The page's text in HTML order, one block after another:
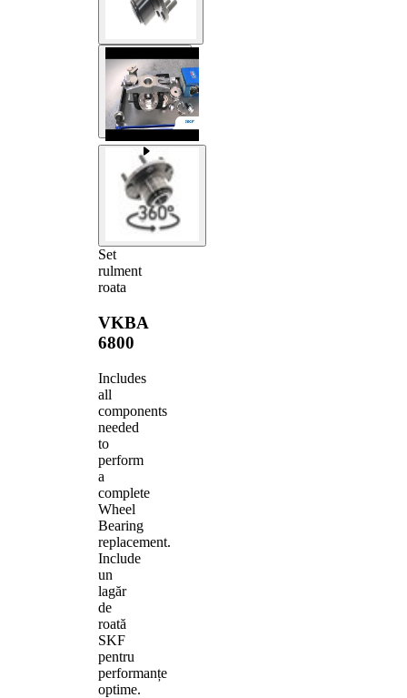
Set
rulment
roata
VKBA
6800
Includes
all
components
needed
to
perform
a
complete
Wheel
Bearing
replacement.
Include
un
lagăr
de
roată
SKF
pentru
performanțe
optime.